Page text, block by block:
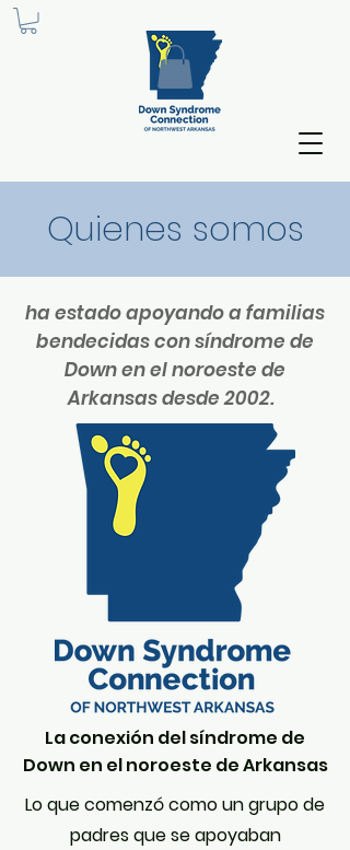
Quienes somos
ha estado apoyando a familias
bendecidas con síndrome de
Down en el noroeste de
Arkansas desde 2002.
La conexión del síndrome de
Down en el noroeste de Arkansas
Lo que comenzó como un grupo de
padres que se apoyaban